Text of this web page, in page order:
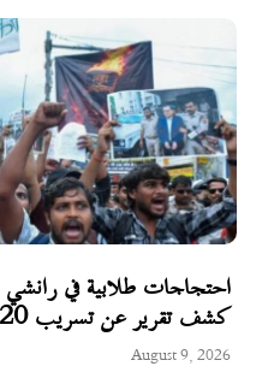
كشف تقرير عن تسريب 120 سؤالاً
August 9, 2026